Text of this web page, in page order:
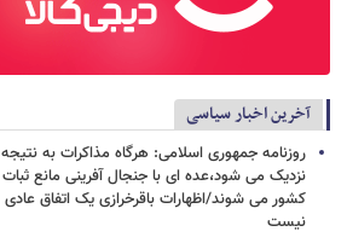
آخرین اخبار سیاسی
روزنامه جمهوری اسلامی: هرگاه مذاکرات به نتیجه
نزدیک می شود،عده ای با جنجال آفرینی مانع ثبات
کشور می شوند/اظهارات باقرخرازی یک اتفاق عادی
نیست